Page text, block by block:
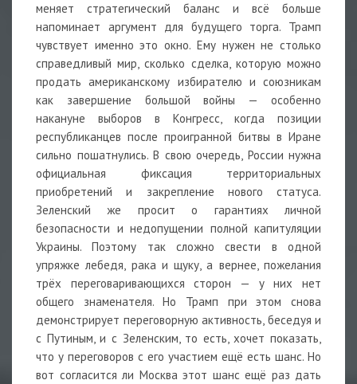
меняет стратегический баланс и всё больше
напоминает аргумент для будущего торга. Трамп
чувствует именно это окно. Ему нужен не столько
справедливый мир, сколько сделка, которую можно
продать американскому избирателю и союзникам
как завершение большой войны — особенно
накануне выборов в Конгресс, когда позиции
республиканцев после проигранной битвы в Иране
сильно пошатнулись. В свою очередь, России нужна
официальная фиксация территориальных
приобретений и закрепление нового статуса.
Зеленский же просит о гарантиях личной
безопасности и недопущении полной капитуляции
Украины. Поэтому так сложно свести в одной
упряжке лебедя, рака и щуку, а вернее, пожелания
трёх переговаривающихся сторон — у них нет
общего знаменателя. Но Трамп при этом снова
демонстрирует переговорную активность, беседуя и
с Путиным, и с Зеленским, то есть, хочет показать,
что у переговоров с его участием ещё есть шанс. Но
вот согласится ли Москва этот шанс ещё раз дать